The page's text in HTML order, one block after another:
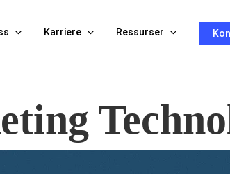
Karriere Ressurser